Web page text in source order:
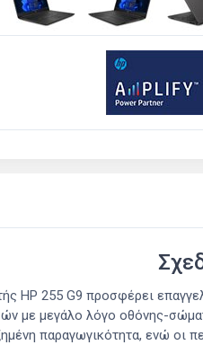
HP 255 G9 προσφέρει
με μεγάλο λόγο οθόνης-
παραγωγικότητα, ενώ οι